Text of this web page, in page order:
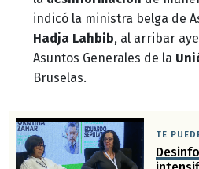
indicó la ministra belga de
Hadja Lahbib, al arribar
Asuntos Generales de la
Bruselas.
TE